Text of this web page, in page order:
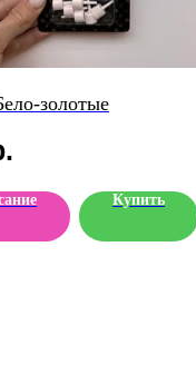
золотые
Купить